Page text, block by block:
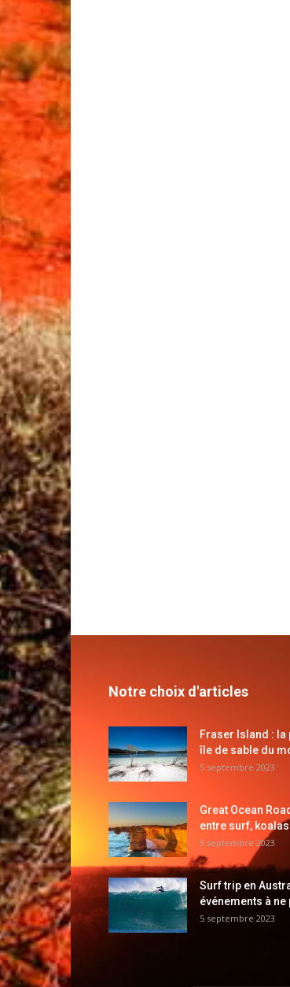
Notre choix d'articles
Fraser Island :
île de sable du
5 septembre 2023
Great Ocean
entre surf,
5 septembre 2023
Surf trip en
événements à
5 septembre 2023